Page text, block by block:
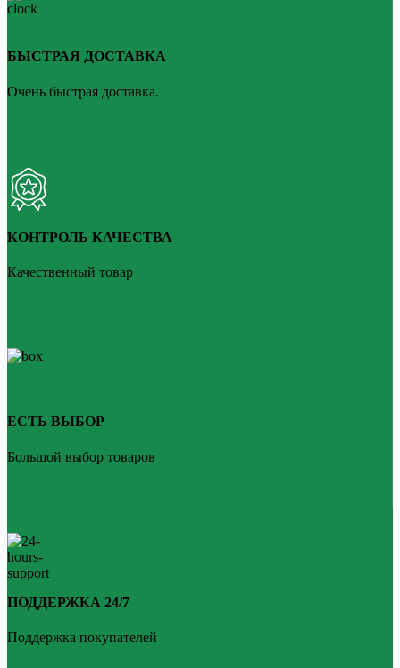
БЫСТРАЯ ДОСТАВКА
Очень быстрая доставка.
КОНТРОЛЬ КАЧЕСТВА
Качественный товар
ЕСТЬ ВЫБОР
Большой выбор товаров
ПОДДЕРЖКА 24/7
Поддержка покупателей